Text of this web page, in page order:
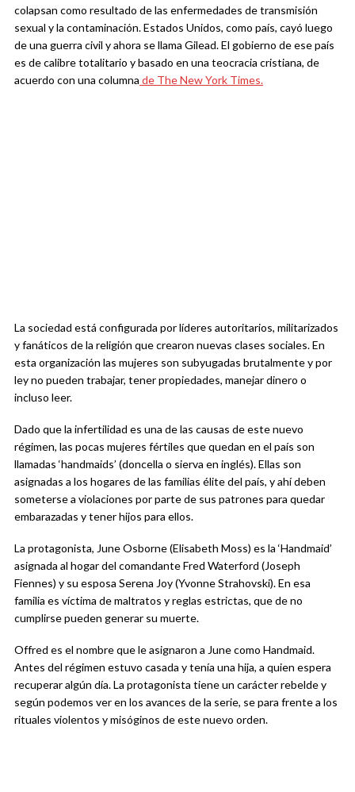
colapsan como resultado de las enfermedades de transmisión
sexual y la contaminación. Estados Unidos, como país, cayó luego
de una guerra civil y ahora se llama Gilead. El gobierno de ese país
es de calibre totalitario y basado en una teocracia cristiana, de
acuerdo con una columna de The New York Times.
La sociedad está configurada por líderes autoritarios, militarizados
y fanáticos de la religión que crearon nuevas clases sociales. En
esta organización las mujeres son subyugadas brutalmente y por
ley no pueden trabajar, tener propiedades, manejar dinero o
incluso leer.
Dado que la infertilidad es una de las causas de este nuevo
régimen, las pocas mujeres fértiles que quedan en el país son
llamadas ‘handmaids’ (doncella o sierva en inglés). Ellas son
asignadas a los hogares de las familias élite del país, y ahí deben
someterse a violaciones por parte de sus patrones para quedar
embarazadas y tener hijos para ellos.
La protagonista, June Osborne (Elisabeth Moss) es la ‘Handmaid’
asignada al hogar del comandante Fred Waterford (Joseph
Fiennes) y su esposa Serena Joy (Yvonne Strahovski). En esa
familia es víctima de maltratos y reglas estrictas, que de no
cumplirse pueden generar su muerte.
Offred es el nombre que le asignaron a June como Handmaid.
Antes del régimen estuvo casada y tenía una hija, a quien espera
recuperar algún día. La protagonista tiene un carácter rebelde y
según podemos ver en los avances de la serie, se para frente a los
rituales violentos y misóginos de este nuevo orden.